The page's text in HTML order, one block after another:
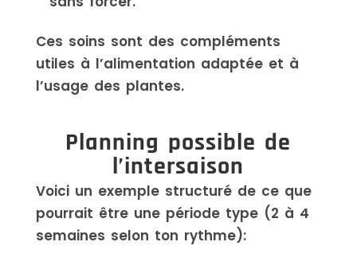
Ces soins sont des compléments
utiles à l’alimentation adaptée et à
l’usage des plantes.
Planning possible de
l’intersaison
Voici un exemple structuré de ce que
pourrait être une période type (2 à 4
semaines selon ton rythme):